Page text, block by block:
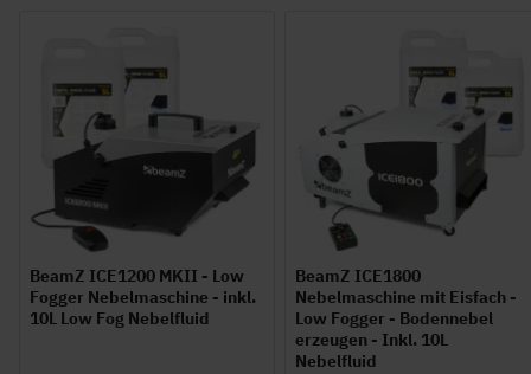
BeamZ ICE1200 MKII - Low
Fogger Nebelmaschine - inkl.
10L Low Fog Nebelfluid
BeamZ ICE1800
Nebelmaschine mit Eisfach -
Low Fogger - Bodennebel
erzeugen - Inkl. 10L
Nebelfluid